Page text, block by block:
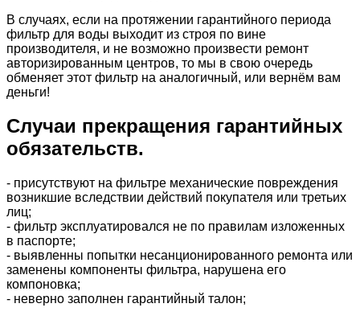
В случаях, если на протяжении гарантийного периода
фильтр для воды выходит из строя по вине
производителя, и не возможно произвести ремонт
авторизированным центров, то мы в свою очередь
обменяет этот фильтр на аналогичный, или вернём вам
деньги!
Случаи прекращения гарантийных
обязательств.
- присутствуют на фильтре механические повреждения
возникшие вследствии действий покупателя или третьих
лиц;
- фильтр эксплуатировался не по правилам изложенных
в паспорте;
- выявленны попытки несанционированного ремонта или
заменены компоненты фильтра, нарушена его
компоновка;
- неверно заполнен гарантийный талон;